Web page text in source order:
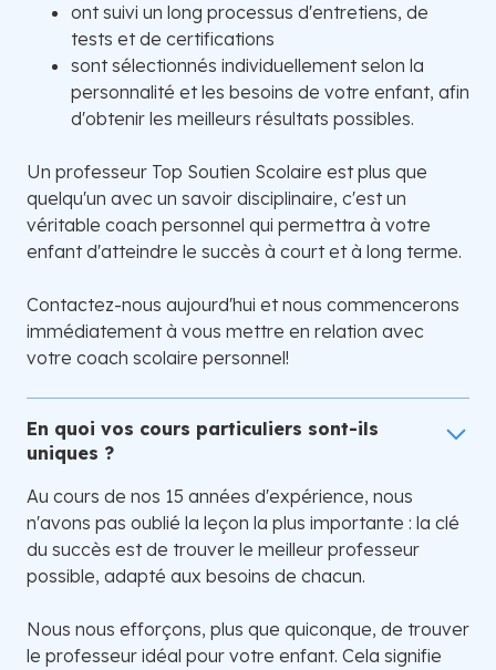
ont suivi un long processus d'entretiens, de
tests et de certifications
sont sélectionnés individuellement selon la
personnalité et les besoins de votre enfant, afin
d'obtenir les meilleurs résultats possibles.
Un professeur Top Soutien Scolaire est plus que
quelqu'un avec un savoir disciplinaire, c'est un
véritable coach personnel qui permettra à votre
enfant d'atteindre le succès à court et à long terme.
Contactez-nous aujourd'hui et nous commencerons
immédiatement à vous mettre en relation avec
votre coach scolaire personnel!
En quoi vos cours particuliers sont-ils
uniques ?
Au cours de nos 15 années d'expérience, nous
n'avons pas oublié la leçon la plus importante : la clé
du succès est de trouver le meilleur professeur
possible, adapté aux besoins de chacun.
Nous nous efforçons, plus que quiconque, de trouver
le professeur idéal pour votre enfant. Cela signifie